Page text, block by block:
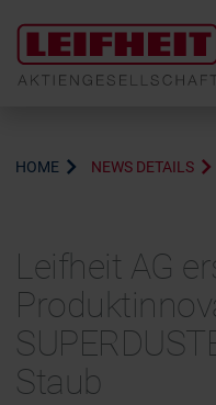
HOME NEWS DETAILS
Leifheit AG
Staub